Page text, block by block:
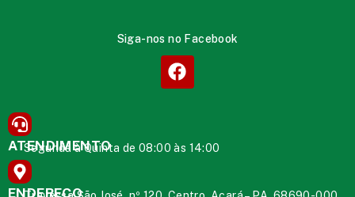
Siga-nos no Facebook
ATENDIMENTO
Segunda à Quinta de 08:00 às 14:00
ENDEREÇO